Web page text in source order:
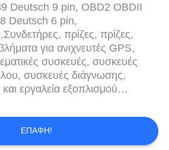
Deutsch 9 pin, OBD2 OBDII
Deutsch 6 pin,
πρίζες, πρίζες,
για ανιχνευτές GPS,
συσκευές, συσκευές
συσκευές διάγνωσης,
εργαλεία εξοπλισμού
την ανάπτυξη, την κατασκευή
όπως μηχανές εμβολιασμού,
μηχανές
ΕΠΑΦΉ!